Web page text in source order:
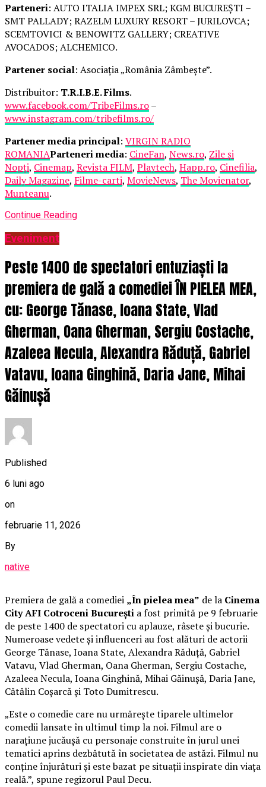
Parteneri: AUTO ITALIA IMPEX SRL; KGM BUCUREȘTI –
SMT PALLADY; RAZELM LUXURY RESORT – JURILOVCA;
SCEMTOVICI & BENOWITZ GALLERY; CREATIVE
AVOCADOS; ALCHEMICO.
Partener social: Asociația „România Zâmbește”.
Distribuitor: T.R.I.B.E. Films.
www.facebook.com/TribeFilms.ro–
www.instagram.com/tribefilms.ro/
Partener media principal: VIRGIN RADIO
ROMANIAParteneri media: CineFan, News.ro, Zile și
Nopți, Cinemap, Revista FILM, Playtech, Happ.ro, Cinefilia,
Daily Magazine, Filme-carti, MovieNews, The Movienator,
Munteanu.
Continue Reading
Eveniment
Peste 1400 de spectatori entuziaști la
premiera de gală a comediei ÎN PIELEA MEA,
cu: George Tănase, Ioana State, Vlad
Gherman, Oana Gherman, Sergiu Costache,
Azaleea Necula, Alexandra Răduță, Gabriel
Vatavu, Ioana Ginghină, Daria Jane, Mihai
Găinușă
Published
6 luni ago
on
februarie 11, 2026
By
native
Premiera de gală a comediei „În pielea mea” de la Cinema
City AFI Cotroceni București a fost primită pe 9 februarie
de peste 1400 de spectatori cu aplauze, râsete și bucurie.
Numeroase vedete și influenceri au fost alături de actorii
George Tănase, Ioana State, Alexandra Răduță, Gabriel
Vatavu, Vlad Gherman, Oana Gherman, Sergiu Costache,
Azaleea Necula, Ioana Ginghină, Mihai Găinușă, Daria Jane,
Cătălin Coșarcă și Toto Dumitrescu.
„Este o comedie care nu urmărește tiparele ultimelor
comedii lansate în ultimul timp la noi. Filmul are o
narațiune jucăușă cu personaje construite în jurul unei
tematici aprins dezbătută în societatea de astăzi. Filmul nu
conține înjurături și este bazat pe situații inspirate din viața
reală.”, spune regizorul Paul Decu.